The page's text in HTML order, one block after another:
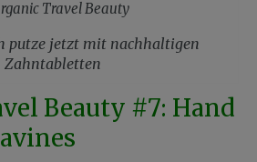
putze jetzt mit nachhaltigen
Zahntabletten
Beauty #7: Hand